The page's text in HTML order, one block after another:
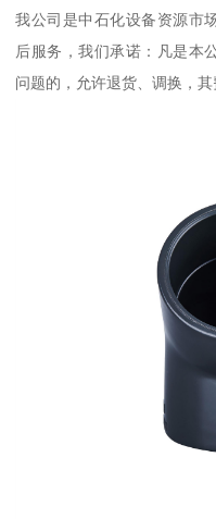
我公司是中石化设备资源市
后服务，我们承诺：凡是本
问题的，允许退货、调换，其